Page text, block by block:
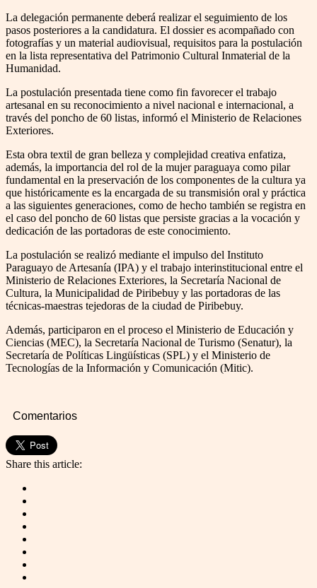
La delegación permanente deberá realizar el seguimiento de los
pasos posteriores a la candidatura. El dossier es acompañado con
fotografías y un material audiovisual, requisitos para la postulación
en la lista representativa del Patrimonio Cultural Inmaterial de la
Humanidad.
La postulación presentada tiene como fin favorecer el trabajo
artesanal en su reconocimiento a nivel nacional e internacional, a
través del poncho de 60 listas, informó el Ministerio de Relaciones
Exteriores.
Esta obra textil de gran belleza y complejidad creativa enfatiza,
además, la importancia del rol de la mujer paraguaya como pilar
fundamental en la preservación de los componentes de la cultura ya
que históricamente es la encargada de su transmisión oral y práctica
a las siguientes generaciones, como de hecho también se registra en
el caso del poncho de 60 listas que persiste gracias a la vocación y
dedicación de las portadoras de este conocimiento.
La postulación se realizó mediante el impulso del Instituto
Paraguayo de Artesanía (IPA) y el trabajo interinstitucional entre el
Ministerio de Relaciones Exteriores, la Secretaría Nacional de
Cultura, la Municipalidad de Piribebuy y las portadoras de las
técnicas-maestras tejedoras de la ciudad de Piribebuy.
Además, participaron en el proceso el Ministerio de Educación y
Ciencias (MEC), la Secretaría Nacional de Turismo (Senatur), la
Secretaría de Políticas Lingüísticas (SPL) y el Ministerio de
Tecnologías de la Información y Comunicación (Mitic).
Comentarios
Share this article: